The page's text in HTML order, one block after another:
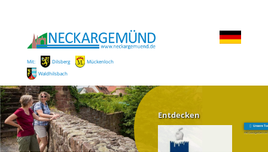
Mit: Dilsberg
Mückenloch
Waldhilsbach
Entdecken
Unsere
mit